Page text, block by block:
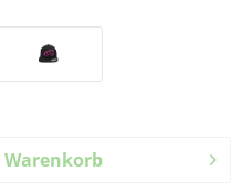
Warenkorb